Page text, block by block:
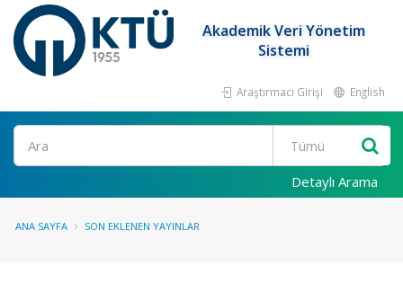
Akademik Veri Yönetim
Sistemi
Araştırmacı Girişi English
Ara
Detaylı Arama
ANA SAYFA SON EKLENEN YAYINLAR